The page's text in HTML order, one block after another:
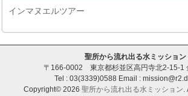
インマヌエルツアー
聖所から流れ出る水ミッション
〒166-0002 東京都杉並区高円寺北2-15-1
Tel : 03(3339)0588 Email :
Copyright© 2026 聖所から流れ出る水ミッション.